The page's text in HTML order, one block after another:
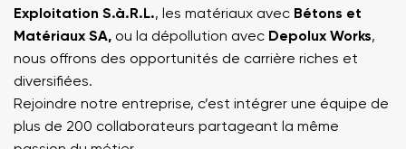
Exploitation S.à.R.L., les matériaux avec Bétons et
Matériaux SA, ou la dépollution avec Depolux Works,
nous offrons des opportunités de carrière riches et
diversifiées.
Rejoindre notre entreprise, c’est intégrer une équipe de
plus de 200 collaborateurs partageant la même